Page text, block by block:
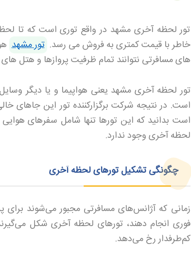
تور لحظه آخری مشهد در واقع توری است که تا
خاطر با قیمت کمتری به فروش می رسد. تور مشهد
های مسافرتی نتوانند تمام ظرفیت پروازها و هتل
تور لحظه آخری مشهد یعنی هواپیما و یا دیگر
است. در نتیجه شرکت برگزارکننده تور این جاهای
است بدانید که این تورها تنها شامل سفرهای
لحظه آخری وجود ندارد.
چگونگی تشکیل تورهای لحظه آخری
زمانی که آژانس‌های مسافرتی مجبور می‌شوند برای
فوری انجام دهند، تورهای لحظه آخری شکل
کم‌طرفدار رخ می‌دهد.